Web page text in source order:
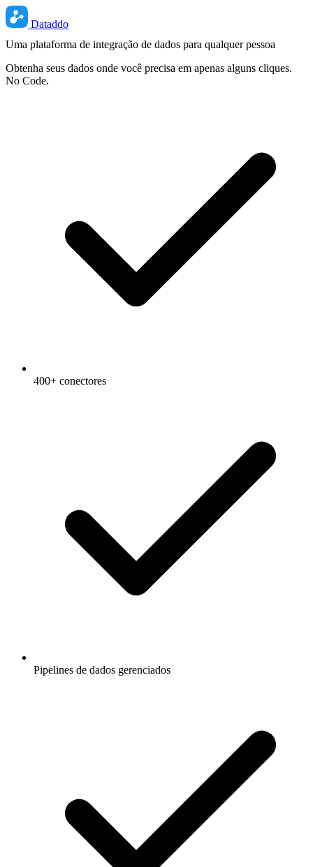
Dataddo
Uma plataforma de integração de dados para qualquer pessoa
Obtenha seus dados onde você precisa em apenas alguns cliques.
No Code.
400+ conectores
Pipelines de dados gerenciados